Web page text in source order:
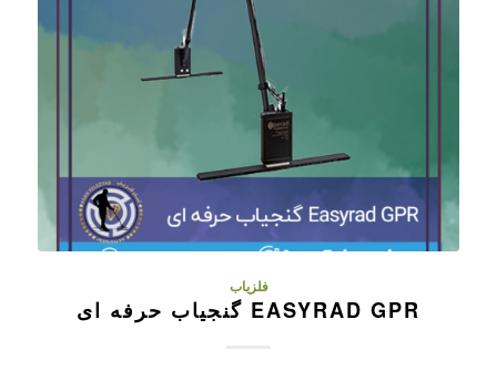
فلزیاب
EASYRAD GPR گنجیاب حرفه ای